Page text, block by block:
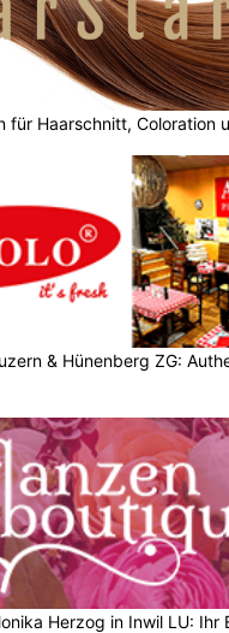
für Haarschnitt, Coloration
& Hünenberg ZG:
Herzog in Inwil LU: Ihr